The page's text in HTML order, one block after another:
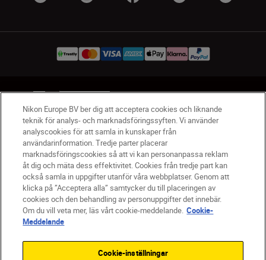
SV Nikon Sites
Kontakta oss
Policydokument om personuppgiftsbehandling
Användningsvillkor
Användarvillkor för Nikon Store
Cookie-meddelande
Tillgänglighet
Cookieinställningar
© 2026 Nikon
SKIP
Nikon Europe BV ber dig att acceptera cookies och liknande
teknik för analys- och marknadsföringssyften. Vi använder
analyscookies för att samla in kunskaper från
användarinformation. Tredje parter placerar
marknadsföringscookies så att vi kan personanpassa reklam
åt dig och mäta dess effektivitet. Cookies från tredje part kan
också samla in uppgifter utanför våra webbplatser. Genom att
klicka på ”Acceptera alla” samtycker du till placeringen av
cookies och den behandling av personuppgifter det innebär.
Om du vill veta mer, läs vårt cookie-meddelande. Cookie-
Meddelande
Cookie-inställningar